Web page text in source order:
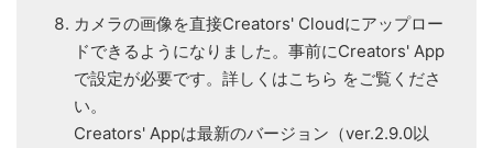
カメラの画像を直接Creators' Cloudにアップロー
ドできるようになりました。事前にCreators' App
で設定が必要です。詳しくはこちら をご覧くださ
い。
Creators' Appは最新のバージョン（ver.2.9.0以